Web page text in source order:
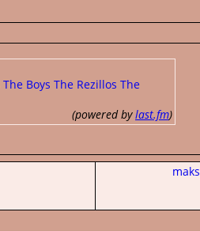
The Boys The Rezillos The
(powered bylast.fm)
maks